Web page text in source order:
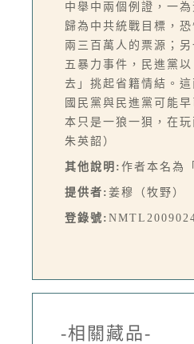
中舉中兩個例證，一
歸為中共統戰目標，
兩三百萬人的票源；
五暴力事件，民進黨
去」挑起省籍情結。
國民黨與民進黨可能
本只是一狼一狽，在
朱英韶）
其他說明: 作者本名為
提供者: 姜穆（牧野）
登錄號:
-相關藏品-